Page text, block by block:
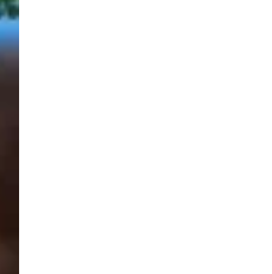
впечатлений